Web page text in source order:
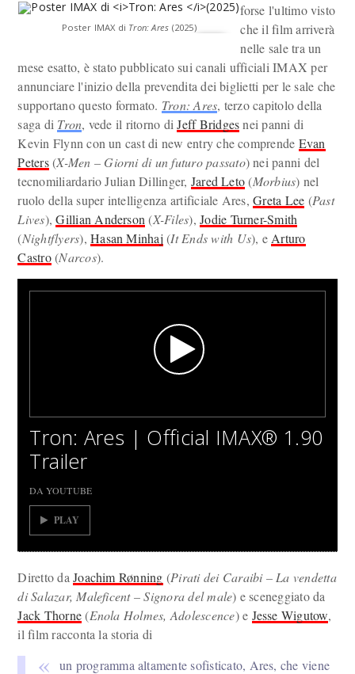
Poster IMAX di Tron: Ares (2025)
forse l'ultimo visto
che il film arriverà
nelle sale tra un
mese esatto, è stato pubblicato sui canali ufficiali IMAX per
annunciare l'inizio della prevendita dei biglietti per le sale che
supportano questo formato. Tron: Ares, terzo capitolo della
saga di Tron, vede il ritorno diJeff Bridgesnei panni di
Kevin Flynn con un cast di new entry che comprende Evan
Peters(X-Men – Giorni di un futuro passato) nei panni del
tecnomiliardario Julian Dillinger, Jared Leto(Morbius) nel
ruolo della super intelligenza artificiale Ares,Greta Lee (Past
Lives),Gillian Anderson (X-Files),Jodie Turner-Smith
(Nightflyers),Hasan Minhaj (It Ends with Us), e Arturo
Castro(Narcos).
Tron: Ares | Official IMAX® 1.90
Trailer
DA YOUTUBE
PLAY
Diretto daJoachim Rønning (Pirati dei Caraibi – La vendetta
di Salazar, Maleficent – Signora del male) e sceneggiato da
Jack Thorne(Enola Holmes, Adolescence) e Jesse Wigutow,
il film racconta la storia di
un programma altamente sofisticato, Ares, che viene